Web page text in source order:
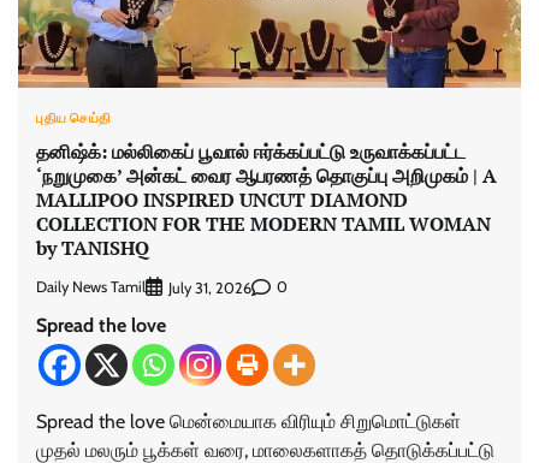
புதிய செய்தி
தனிஷ்க்: மல்லிகைப் பூவால் ஈர்க்கப்பட்டு உருவாக்கப்பட்ட
‘நறுமுகை’ அன்கட் வைர ஆபரணத் தொகுப்பு அறிமுகம் | A
MALLIPOO INSPIRED UNCUT DIAMOND
COLLECTION FOR THE MODERN TAMIL WOMAN
by TANISHQ
Daily News Tamil July 31, 2026 0
Spread the love
Spread the love மென்மையாக விரியும் சிறுமொட்டுகள்
முதல் மலரும் பூக்கள் வரை, மாலைகளாகத் தொடுக்கப்பட்டு